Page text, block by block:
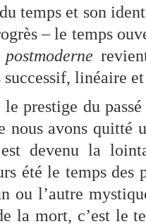
temps et son
– le temps
postmoderne
successif, linéaire
prestige du
avons quitté
devenu la
été le temps des
ou l’autre
la mort, c’est le